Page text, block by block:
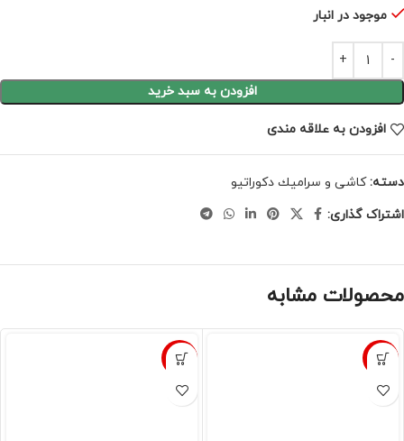
موجود در انبار
افزودن به سبد خرید
افزودن به علاقه مندی
دسته: كاشى و سراميك دكوراتيو
اشتراک گذاری:
محصولات مشابه
-8%
-5%